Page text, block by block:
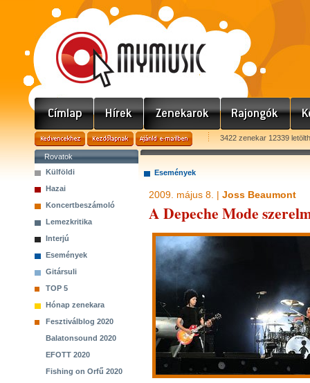
3422 zenekar 12339
Rovatok
Külföldi
Hazai
Koncertbeszámoló
Lemezkritika
Interjú
Események
Gitársuli
TOP 5
Hónap zenekara
Fesztiválblog 2020
Balatonsound 2020
EFOTT 2020
Fishing on Orfű 2020
Események
2009. május 8. | Joss Beaumont
A Depeche Mode